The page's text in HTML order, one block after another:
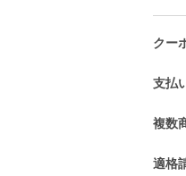
クー
支払
複数
適格